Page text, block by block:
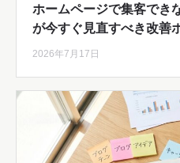
ホームページで集客でき
が今すぐ見直すべき改善
2026年7月17日